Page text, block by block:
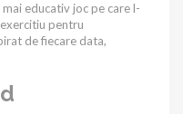
educativ joc pe care l-
pentru
de fiecare data,